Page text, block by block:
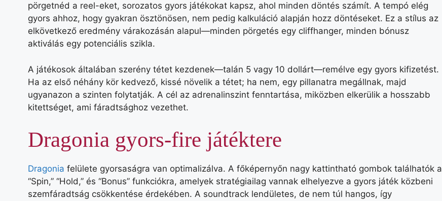
pörgetnéd a reel-eket, sorozatos gyors játékokat kapsz, ahol minden döntés számít. A tempó elég
gyors ahhoz, hogy gyakran ösztönösen, nem pedig kalkuláció alapján hozz döntéseket. Ez a stílus az
elkövetkező eredmény várakozásán alapul—minden pörgetés egy cliffhanger, minden bónusz
aktiválás egy potenciális szikla.
A játékosok általában szerény tétet kezdenek—talán 5 vagy 10 dollárt—remélve egy gyors kifizetést.
Ha az első néhány kör kedvező, kissé növelik a tétet; ha nem, egy pillanatra megállnak, majd
ugyanazon a szinten folytatják. A cél az adrenalinszint fenntartása, miközben elkerülik a hosszabb
kitettséget, ami fáradtsághoz vezethet.
Dragonia gyors‑fire játéktere
Dragonia felülete gyorsaságra van optimalizálva. A főképernyőn nagy kattintható gombok találhatók a
“Spin,” “Hold,” és “Bonus” funkciókra, amelyek stratégiailag vannak elhelyezve a gyors játék közbeni
szemfáradtság csökkentése érdekében. A soundtrack lendületes, de nem túl hangos, így